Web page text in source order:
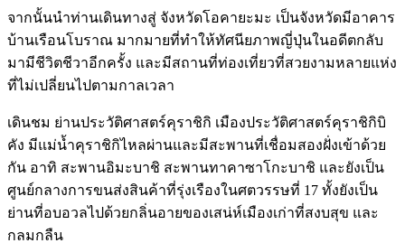
จากนั้นนำท่านเดินทางสู่ จังหวัดโอคายะมะ เป็นจังหวัดมีอาคาร
บ้านเรือนโบราณ มากมายที่ทำให้ทัศนียภาพญี่ปุ่นในอดีตกลับ
มามีชีวิตชีวาอีกครั้ง และมีสถานที่ท่องเที่ยวที่สวยงามหลายแห่ง
ที่ไม่เปลี่ยนไปตามกาลเวลา
เดินชม ย่านประวัติศาสตร์คุราชิกิ เมืองประวัติศาสตร์คุราชิกิบิ
คัง มีแม่น้ำคุราชิกิไหลผ่านและมีสะพานที่เชื่อมสองฝั่งเข้าด้วย
กัน อาทิ สะพานอิมะบาชิ สะพานทาคาซาโกะบาชิ และยังเป็น
ศูนย์กลางการขนส่งสินค้าที่รุ่งเรืองในศตวรรษที่ 17 ทั้งยังเป็น
ย่านที่อบอวลไปด้วยกลิ่นอายของเสน่ห์เมืองเก่าที่สงบสุข และ
กลมกลืน